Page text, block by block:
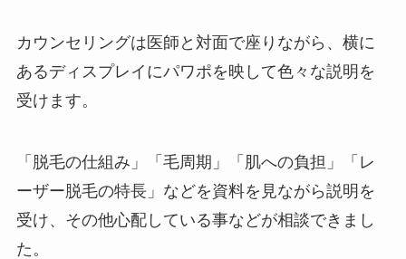
カウンセリングは医師と対面で座りながら、横に
あるディスプレイにパワポを映して色々な説明を
受けます。
「脱毛の仕組み」「毛周期」「肌への負担」「レ
ーザー脱毛の特長」などを資料を見ながら説明を
受け、その他心配している事などが相談できまし
た。